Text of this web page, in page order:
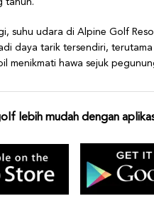
tahun.
suhu udara di Alpine Golf
daya tarik tersendiri,
menikmati hawa sejuk
lebih mudah dengan